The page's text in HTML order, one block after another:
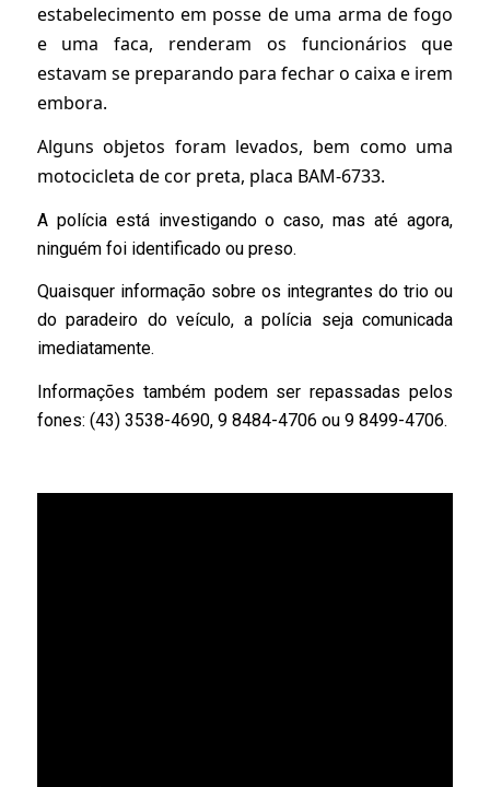
estabelecimento em posse de uma arma de fogo
e uma faca, renderam os funcionários que
estavam se preparando para fechar o caixa e irem
embora.
Alguns objetos foram levados, bem como uma
motocicleta de cor preta, placa BAM-6733.
A polícia está investigando o caso, mas até agora,
ninguém foi identificado ou preso.
Quaisquer informação sobre os integrantes do trio ou
do paradeiro do veículo, a polícia seja comunicada
imediatamente.
Informações também podem ser repassadas pelos
fones: (43) 3538-4690, 9 8484-4706 ou 9 8499-4706.